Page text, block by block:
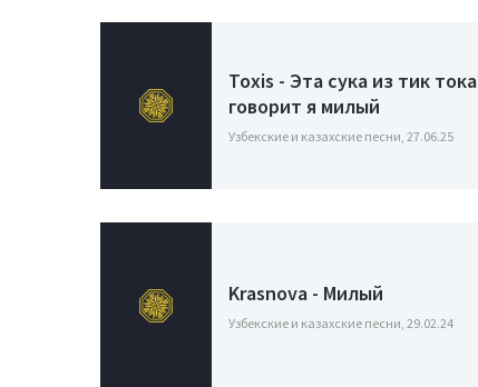
Toxis - Эта сука из тик тока
говорит я милый
Узбекские и казахские песни, 27.06.25
Krasnova - Милый
Узбекские и казахские песни, 29.02.24